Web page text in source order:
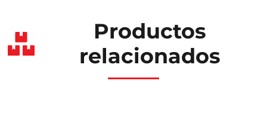
Productos
relacionados